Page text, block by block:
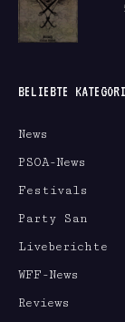
BELIEBTE
News
PSOA-News
Festivals
Party San
Liveberichte
WFF-News
Reviews